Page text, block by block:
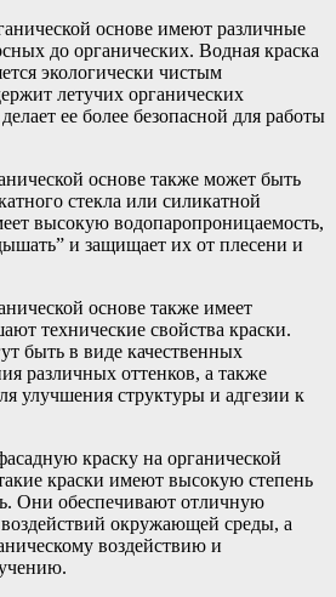
основе имеют различные
до органических. Водная краска
экологически чистым
летучих органических
ее более безопасной для работы
основе также может быть
стекла или силикатной
высокую водопаропроницаемость,
и защищает их от плесени и
основе также имеет
технические свойства краски.
быть в виде качественных
различных оттенков, а также
улучшения структуры и адгезии к
краску на органической
краски имеют высокую степень
Они обеспечивают отличную
окружающей среды, а
воздействию и